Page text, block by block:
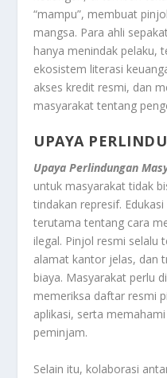
“mampu”, membuat
mangsa. Para ahli
hanya menindak pelaku,
ekosistem literasi
akses kredit resmi, dan
masyarakat tentang
UPAYA
Upaya Perlindungan
untuk masyarakat tidak
tindakan represif.
terutama tentang cara
ilegal. Pinjol resmi selalu
alamat kantor jelas, dan
biaya. Masyarakat perlu
memeriksa daftar resmi
aplikasi, serta
peminjam.
Selain itu, kolaborasi